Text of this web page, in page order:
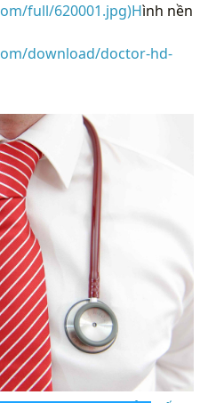
full/620001.jpg)Hình nền
download/doctor-hd-